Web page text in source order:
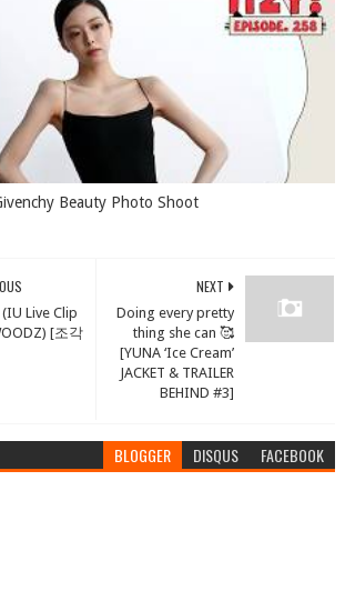
Beauty Photo Shoot
NEXT
Doing every pretty
thing she can 🥰
[YUNA ‘Ice Cream’
JACKET & TRAILER
BEHIND #3]
(IU Live Clip
[조각
BLOGGER DISQUS FACEBOOK